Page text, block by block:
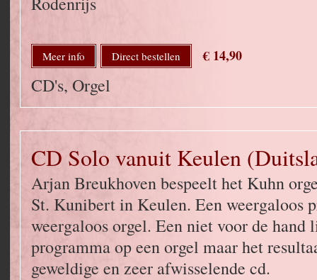
Meer info Direct bestellen € 14,90
CD's, Orgel
CD Solo vanuit Keulen
Arjan Breukhoven bespeelt het Kuhn
St. Kunibert in Keulen. Een weergaloos
weergaloos orgel. Een niet voor de hand
programma op een orgel maar het
geweldige en zeer afwisselende cd.